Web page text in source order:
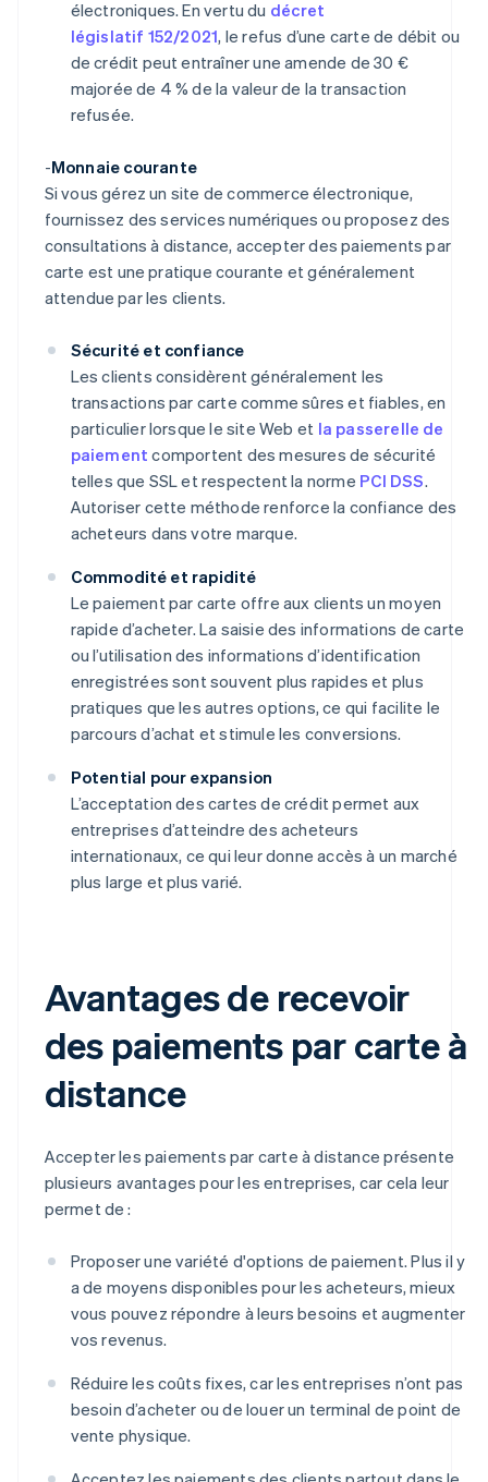
électroniques. En vertu du décret
législatif 152/2021, le refus d’une carte de débit ou
de crédit peut entraîner une amende de 30 €
majorée de 4 % de la valeur de la transaction
refusée.
-Monnaie courante
Si vous gérez un site de commerce électronique,
fournissez des services numériques ou proposez des
consultations à distance, accepter des paiements par
carte est une pratique courante et généralement
attendue par les clients.
Sécurité et confiance
Les clients considèrent généralement les
transactions par carte comme sûres et fiables, en
particulier lorsque le site Web et la passerelle de
paiement comportent des mesures de sécurité
telles que SSL et respectent la norme PCI DSS.
Autoriser cette méthode renforce la confiance des
acheteurs dans votre marque.
Commodité et rapidité
Le paiement par carte offre aux clients un moyen
rapide d’acheter. La saisie des informations de carte
ou l’utilisation des informations d’identification
enregistrées sont souvent plus rapides et plus
pratiques que les autres options, ce qui facilite le
parcours d’achat et stimule les conversions.
Potential pour expansion
L’acceptation des cartes de crédit permet aux
entreprises d’atteindre des acheteurs
internationaux, ce qui leur donne accès à un marché
plus large et plus varié.
Avantages de recevoir
des paiements par carte à
distance
Accepter les paiements par carte à distance présente
plusieurs avantages pour les entreprises, car cela leur
permet de :
Proposer une variété d'options de paiement. Plus il y
a de moyens disponibles pour les acheteurs, mieux
vous pouvez répondre à leurs besoins et augmenter
vos revenus.
Réduire les coûts fixes, car les entreprises n’ont pas
besoin d’acheter ou de louer un terminal de point de
vente physique.